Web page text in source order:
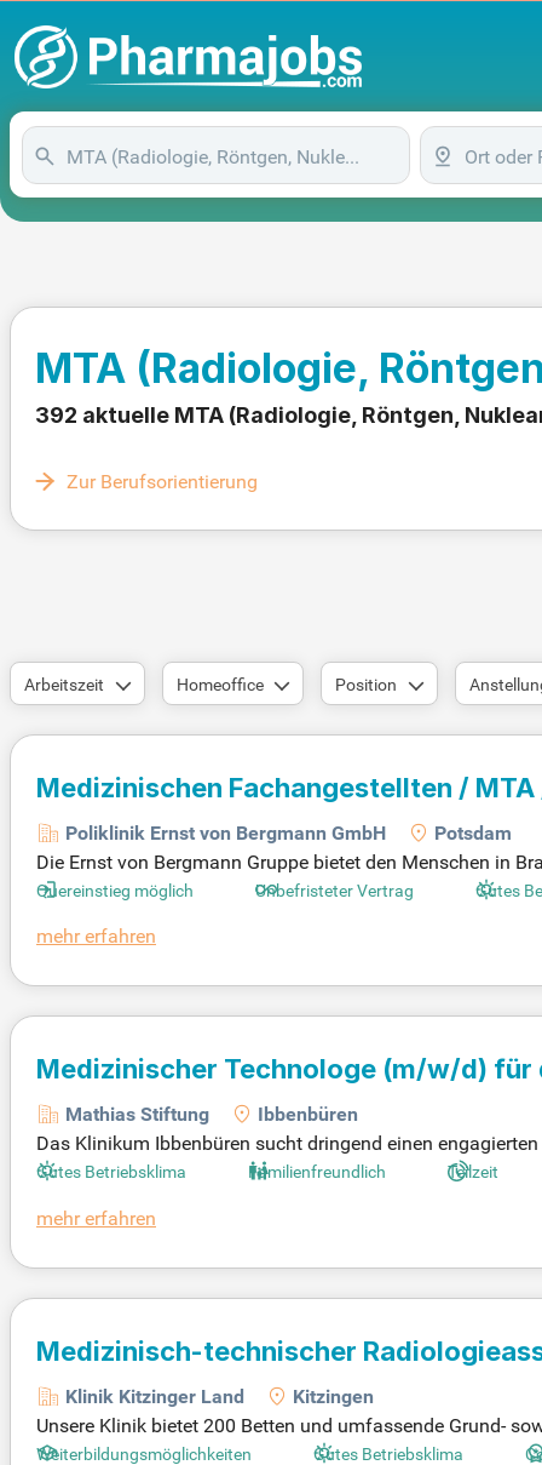
MTA (Radiologie,
392 aktuelle MTA (Radiologie, Röntgen,
Zur Berufsorientierung
Arbeitszeit Homeoffice Position
Medizinischen Fachangestellten /
Poliklinik Ernst von Bergmann GmbH
Potsdam
Die Ernst von Bergmann Gruppe bietet den Menschen in
itenden meistern wir die gesundheitlichen
ierte medizinische Fachangestellte (m/w/d) und
Quereinstieg möglich Unbefristeter Vertrag Gutes
mehr erfahren
Medizinischer Technologe (m/w/d) für
Mathias Stiftung
Ibbenbüren
Das Klinikum Ibbenbüren sucht dringend einen
eilzeit an. Ihre Aufgaben umfassen die radiologische
as sich für das Wohlbefinden der Menschen einsetzt.
Gutes Betriebsklima Familienfreundlich Teilzeit
mehr erfahren
Medizinisch-technischer
Klinik Kitzinger Land
Kitzingen
Unsere Klinik bietet 200 Betten und umfassende Grund-
und Innere Medizin. Wir sind spezialisiert auf modernste
Weiterbildungsmöglichkeiten Gutes Betriebsklima